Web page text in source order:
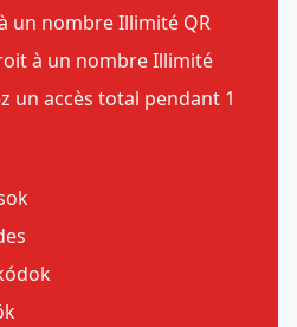
un nombre Illimité QR
à un nombre Illimité
un accès total pendant 1